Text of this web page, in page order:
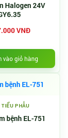
Halogen 24V
VNĐ
vào giỏ hàng
TIỂU PHẪU
bệnh EL-751